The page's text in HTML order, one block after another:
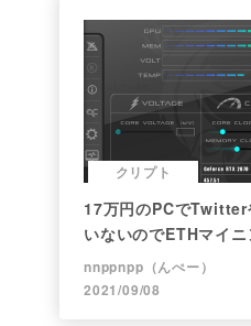
クリプト
17万円のPCでTwitter
いないのでETHマイ
nnppnpp（んぺー）
2021/09/08